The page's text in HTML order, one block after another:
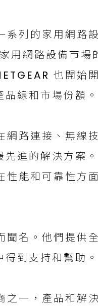
系列的家用網路設
用網路設備市場
也開始開
線和市場份額。
網路連接、無線技
進的解決方案。
性能和可靠性方面
聞名。他們提供全
到支持和幫助。
之一，產品和解決